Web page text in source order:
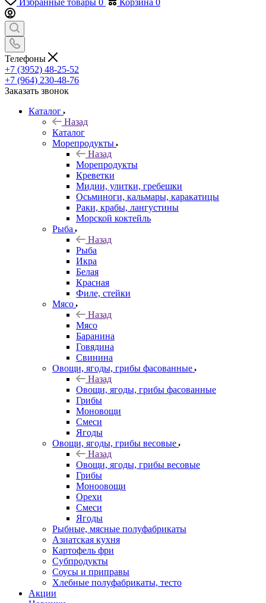
Избранные товары 0 Корзина 0
Телефоны
+7 (3952) 48-25-52
+7 (964) 230-48-76
Заказать звонок
Каталог
Назад
Каталог
Морепродукты
Назад
Морепродукты
Креветки
Мидии, улитки, гребешки
Осьминоги, кальмары, каракатицы
Раки, крабы, лангустины
Морской коктейль
Рыба
Назад
Рыба
Икра
Белая
Красная
Филе, стейки
Мясо
Назад
Мясо
Баранина
Говядина
Свинина
Овощи, ягоды, грибы фасованные
Назад
Овощи, ягоды, грибы фасованные
Грибы
Моновощи
Смеси
Ягоды
Овощи, ягоды, грибы весовые
Назад
Овощи, ягоды, грибы весовые
Грибы
Моноовощи
Орехи
Смеси
Ягоды
Рыбные, мясные полуфабрикаты
Азиатская кухня
Картофель фри
Субпродукты
Соусы и приправы
Хлебные полуфабрикаты, тесто
Акции